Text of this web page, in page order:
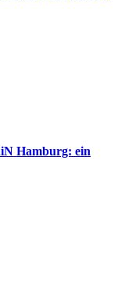
Hamburg: ein